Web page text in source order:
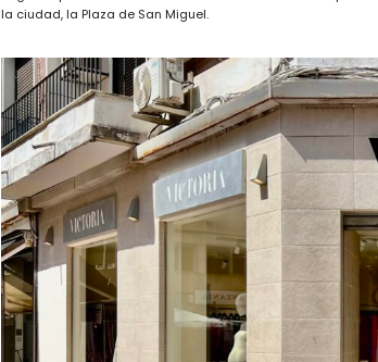
la ciudad, la Plaza de San Miguel.